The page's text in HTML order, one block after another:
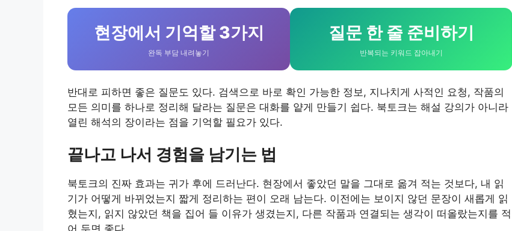
현장에서 기억할 3가지
완독 부담 내려놓기
질문 한 줄 준비하기
반복되는 키워드 잡아내기
반대로 피하면 좋은 질문도 있다. 검색으로 바로 확인 가능한 정보, 지나치게 사적인 요청, 작품의
모든 의미를 하나로 정리해 달라는 질문은 대화를 얕게 만들기 쉽다. 북토크는 해설 강의가 아니라
열린 해석의 장이라는 점을 기억할 필요가 있다.
끝나고 나서 경험을 남기는 법
북토크의 진짜 효과는 귀가 후에 드러난다. 현장에서 좋았던 말을 그대로 옮겨 적는 것보다, 내 읽
기가 어떻게 바뀌었는지 짧게 정리하는 편이 오래 남는다. 이전에는 보이지 않던 문장이 새롭게 읽
혔는지, 읽지 않았던 책을 집어 들 이유가 생겼는지, 다른 작품과 연결되는 생각이 떠올랐는지를 적